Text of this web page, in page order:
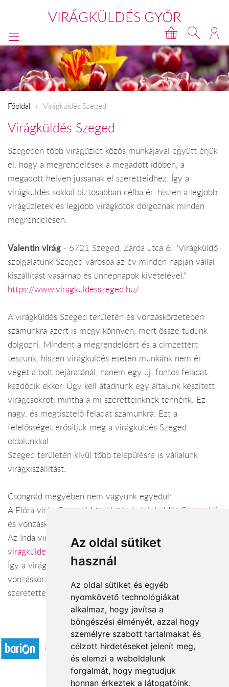
Az oldal sütiket
használ
Az oldal sütiket és egyéb
nyomkövető technológiákat
alkalmaz, hogy javítsa a
böngészési élményét, azzal hogy
személyre szabott tartalmakat és
célzott hirdetéseket jelenít meg,
és elemzi a weboldalunk
forgalmát, hogy megtudjuk
honnan érkeztek a látogatóink.
VIRÁGKÜLDÉS GYŐR
Főoldal Virágküldés Szeged
Virágküldés Szeged
Szegeden több virágüzlet közös munkájával együtt érjük
el, hogy a megrendelések a megadott időben, a
megadott helyen jussanak el szeretteidhez. Így a
virágküldés sokkal biztosabban célba ér, hiszen a legjobb
virágüzletek és legjobb virágkötők dolgoznak minden
megrendelésen.
Valentin virág - 6721 Szeged, Zárda utca 6. "Virágküldő
szolgálatunk Szeged városba az év minden napján vállal
kiszállítást vasárnap és ünnepnapok kivételével."
https://www.viragkuldesszeged.hu/
A virágküldés Szeged területén és vonzáskörzetében
számunkra azért is megy könnyen, mert össze tudunk
dolgozni. Mindent a megrendelőért és a címzettért
teszünk, hiszen virágküldés esetén munkánk nem ér
véget a bolt bejáratánál, hanem egy új, fontos feladat
kezdődik ekkor. Úgy kell átadnunk egy általunk készített
virágcsokrot, mintha a mi szeretteinknek tennénk. Ez
nagy, és megtisztelő feladat számunkra. Ezt a
felelősséget erősítjük meg a virágküldés Szeged
oldalunkkal.
Szeged területén kívül több településre is vállalunk
virágkiszállítást.
Csongrád megyében nem vagyunk egyedül:
A Flóra virág Csongrád területén ( virágküldés Csongrád)
és vonzáskörzetében.
Az Inda virágüzlet Hódmezővásárhely területén (
virágküldés Hódmezővásárhely
Így a virágküldés Csongrád megye városaiban és azok
vonzáskörzetében is gond nélkül megoldható. Várjuk
szeretettel webáruházunkban!
Elfogadott fizetési módok